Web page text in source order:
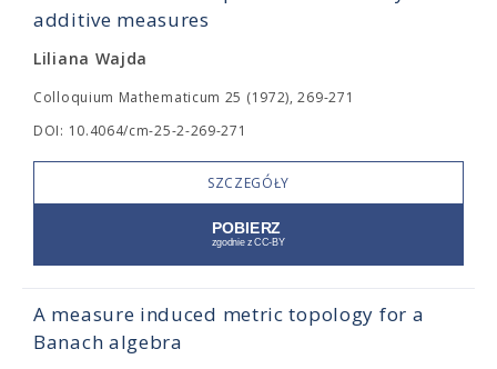
additive measures
Liliana Wajda
Colloquium Mathematicum 25 (1972), 269-271
DOI: 10.4064/cm-25-2-269-271
SZCZEGÓŁY
A measure induced metric topology for a
Banach algebra